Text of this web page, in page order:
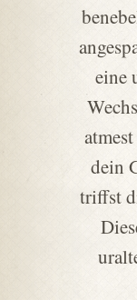
eine
dein
triffst